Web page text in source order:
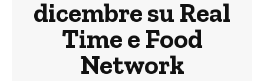
dicembre su Real
Time e Food
Network